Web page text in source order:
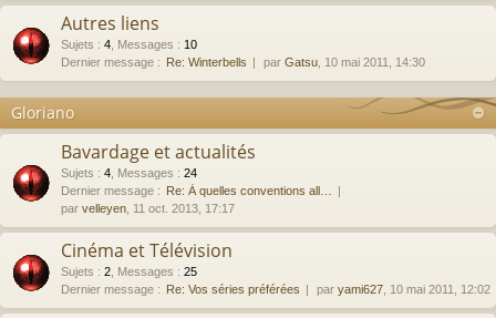
Autres liens
Sujets : 4 Messages : 10
Dernier message : Re: Winterbells par Gatsu , 10 mai 2011, 14:30
Gloriano
Bavardage et actualités
Sujets : 4 Messages : 24
Dernier message : Re: À quelles conventions all…
par velleyen , 11 oct. 2013, 17:17
Cinéma et Télévision
Sujets : 2 Messages : 25
Dernier message : Re: Vos séries préférées par yami627 , 10 mai 2011, 12:02